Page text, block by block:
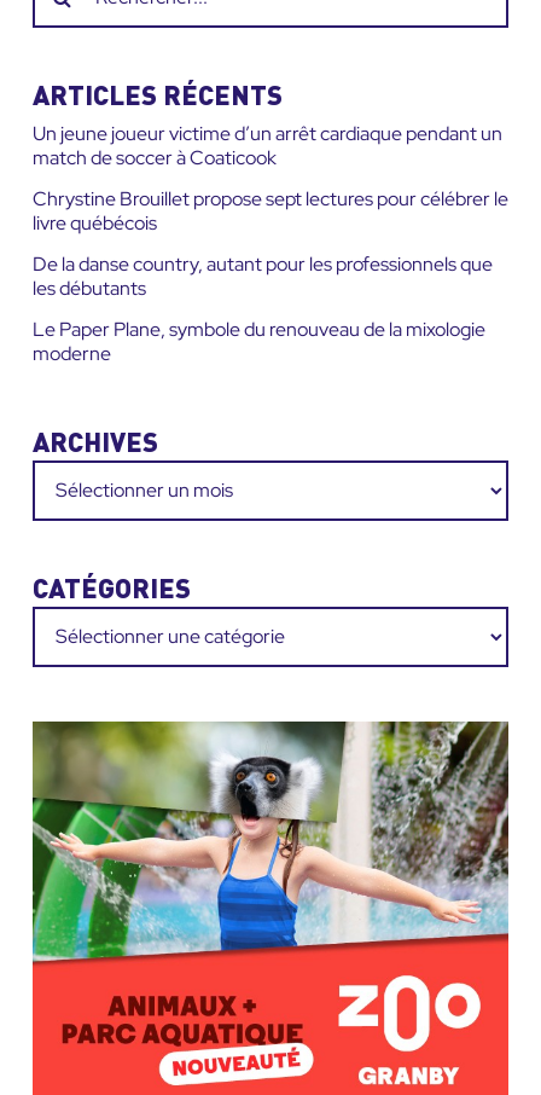
site
:
ARTICLES RÉCENTS
Un jeune joueur victime d’un arrêt cardiaque pendant un
match de soccer à Coaticook
Chrystine Brouillet propose sept lectures pour célébrer le
livre québécois
De la danse country, autant pour les professionnels que
les débutants
Le Paper Plane, symbole du renouveau de la mixologie
moderne
ARCHIVES
Archives
CATÉGORIES
Catégories